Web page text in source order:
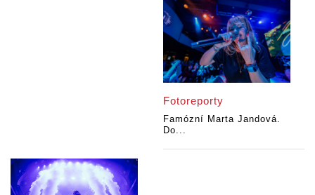
Fotoreporty
Famózní Marta Jandová.
Do...